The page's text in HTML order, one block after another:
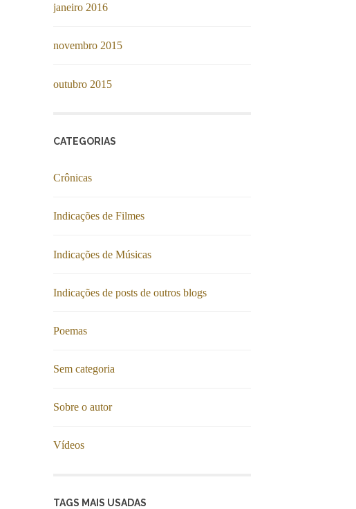
janeiro 2016
novembro 2015
outubro 2015
CATEGORIAS
Crônicas
Indicações de Filmes
Indicações de Músicas
Indicações de posts de outros blogs
Poemas
Sem categoria
Sobre o autor
Vídeos
TAGS MAIS USADAS